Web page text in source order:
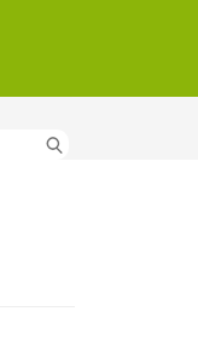
Поиск